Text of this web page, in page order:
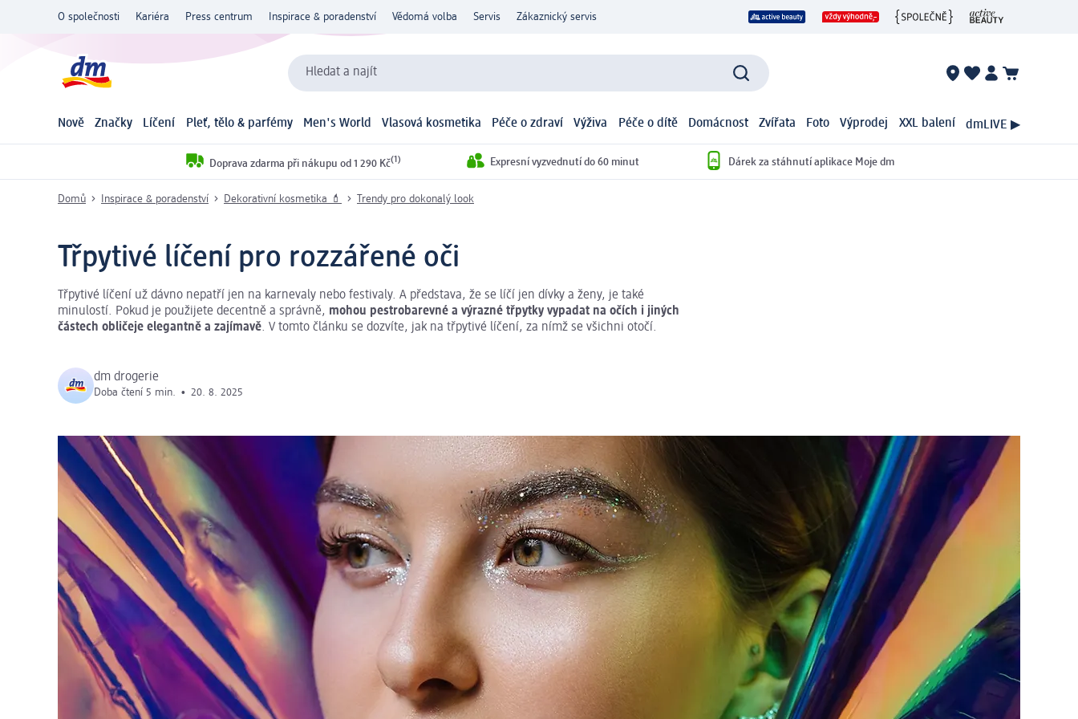
O společnosti Kariéra Press centrum Inspirace & poradenství Vědomá volba Servis Zákaznický servis
Hledat a najít
Nově Značky Líčení Pleť, tělo & parfémy Men's World Vlasová kosmetika Péče o zdraví Výživa Péče o dítě Domácnost Zvířata Foto Výprodej XXL balení dmLIVE ▶
Doprava zdarma při nákupu od 1 290 Kč(1) Expresní vyzvednutí do 60 minut Dárek za stáhnutí aplikace Moje dm
Domů Inspirace & poradenství Dekorativní kosmetika 💄 Trendy pro dokonalý look
Třpytivé líčení pro rozzářené oči
Třpytivé líčení už dávno nepatří jen na karnevaly nebo festivaly. A představa, že se líčí jen dívky a ženy, je také
minulostí. Pokud je použijete decentně a správně, mohou pestrobarevné a výrazné třpytky vypadat na očích i jiných
částech obličeje elegantně a zajímavě. V tomto článku se dozvíte, jak na třpytivé líčení, za nímž se všichni otočí.
dm drogerie
Doba čtení 5 min. • 20. 8. 2025